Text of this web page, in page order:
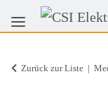
Zurück zur Liste